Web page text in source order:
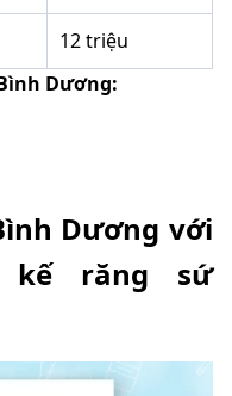
12 triệu
Dương:
Dương với
kế răng sứ